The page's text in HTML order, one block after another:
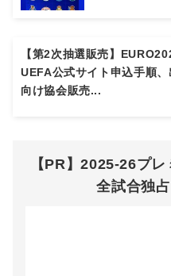
【第2次抽選販売】
UEFA公式サイト申込手順
向け協会販売...
【PR】2025-26プ
全試合独